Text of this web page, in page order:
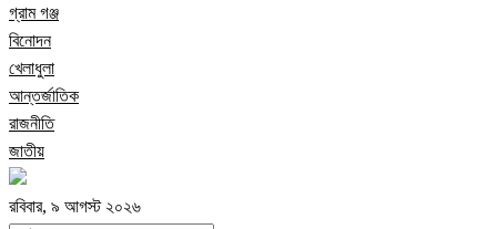
গ্রাম গঞ্জ
বিনোদন
খেলাধুলা
আন্তর্জাতিক
রাজনীতি
জাতীয়
রবিবার, ৯ আগস্ট ২০২৬